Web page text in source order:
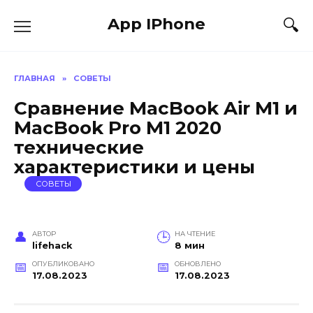
App IPhone
ГЛАВНАЯ » СОВЕТЫ
Сравнение MacBook Air M1 и
MacBook Pro M1 2020
технические
характеристики и цены
СОВЕТЫ
АВТОР
lifehack
НА ЧТЕНИЕ
8 мин
ОПУБЛИКОВАНО
17.08.2023
ОБНОВЛЕНО
17.08.2023